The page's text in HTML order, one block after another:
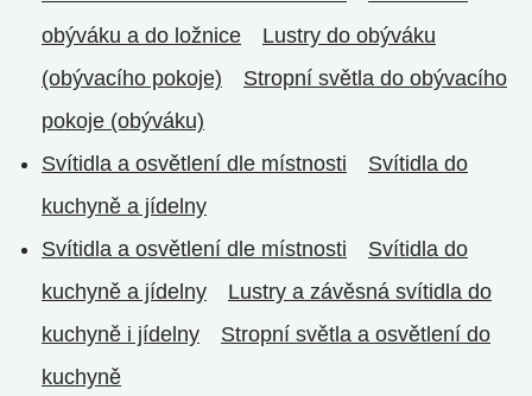
obýváku a do ložnice
Lustry do obýváku
(obývacího pokoje)
Stropní světla do obývacího
pokoje (obýváku)
Svítidla a osvětlení dle místnosti
Svítidla do
kuchyně a jídelny
Svítidla a osvětlení dle místnosti
Svítidla do
kuchyně a jídelny
Lustry a závěsná svítidla do
kuchyně i jídelny
Stropní světla a osvětlení do
kuchyně